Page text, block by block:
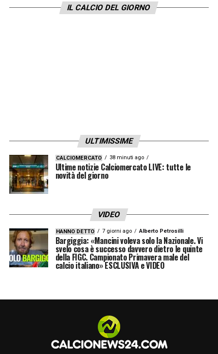
IL CALCIO DEL GIORNO
ULTIMISSIME
CALCIOMERCATO 38 minuti ago
Ultime notizie Calciomercato LIVE: tutte le
novità del giorno
VIDEO
HANNO DETTO 7 giorni ago Alberto Petrosilli
Bargiggia: «Mancini voleva solo la Nazionale. Vi
svelo cosa è successo davvero dietro le quinte
della FIGC. Campionato Primavera male del
calcio italiano» ESCLUSIVA e VIDEO